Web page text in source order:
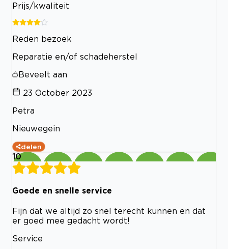
Prijs/kwaliteit
Reden bezoek
Reparatie en/of schadeherstel
Beveelt aan
23 October 2023
Petra
Nieuwegein
delen
10
Goede en snelle service
Fijn dat we altijd zo snel terecht kunnen en dat
er goed mee gedacht wordt!
Service